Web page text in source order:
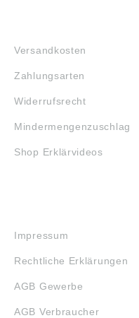
Versandkosten
Zahlungsarten
Widerrufsrecht
Mindermengenzuschlag
Shop Erklärvideos
Impressum
Rechtliche Erklärungen
AGB Gewerbe
AGB Verbraucher